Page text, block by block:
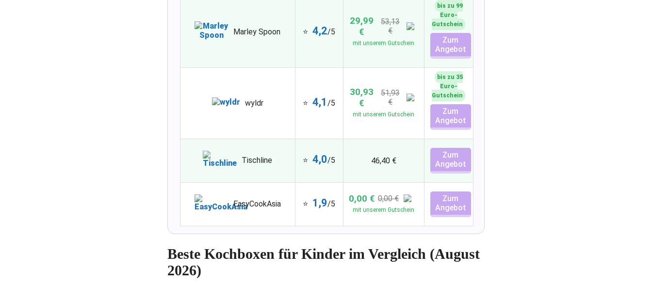
Marley Spoon ⭐ 4,2/5
29,99
€
53,13
€
mit unserem Gutschein
bis zu 99
Euro-
Gutschein
Zum
Angebot
wyldr ⭐ 4,1 /5
30,93
€
51,93
€
mit unserem Gutschein
bis zu 35
Euro-
Gutschein
Zum
Angebot
Tischline ⭐ 4,0/5 46,40 €
Zum
Angebot
EasyCookAsia ⭐ 1,9/5 0,00 € 0,00 €
mit unserem Gutschein
Zum
Angebot
Beste Kochboxen für Kinder im Vergleich (August
2026)